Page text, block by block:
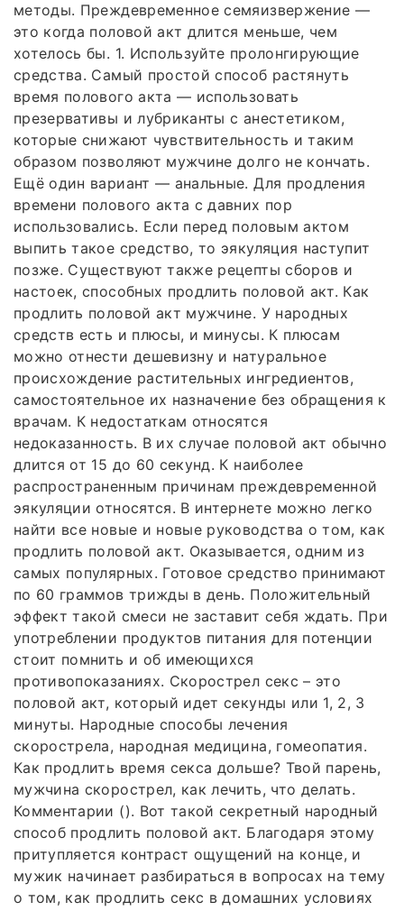
методы. Преждевременное семяизвержение —
это когда половой акт длится меньше, чем
хотелось бы. 1. Используйте пролонгирующие
средства. Самый простой способ растянуть
время полового акта — использовать
презервативы и лубриканты с анестетиком,
которые снижают чувствительность и таким
образом позволяют мужчине долго не кончать.
Ещё один вариант — анальные. Для продления
времени полового акта с давних пор
использовались. Если перед половым актом
выпить такое средство, то эякуляция наступит
позже. Существуют также рецепты сборов и
настоек, способных продлить половой акт. Как
продлить половой акт мужчине. У народных
средств есть и плюсы, и минусы. К плюсам
можно отнести дешевизну и натуральное
происхождение растительных ингредиентов,
самостоятельное их назначение без обращения к
врачам. К недостаткам относятся
недоказанность. В их случае половой акт обычно
длится от 15 до 60 секунд. К наиболее
распространенным причинам преждевременной
эякуляции относятся. В интернете можно легко
найти все новые и новые руководства о том, как
продлить половой акт. Оказывается, одним из
самых популярных. Готовое средство принимают
по 60 граммов трижды в день. Положительный
эффект такой смеси не заставит себя ждать. При
употреблении продуктов питания для потенции
стоит помнить и об имеющихся
противопоказаниях. Скорострел секс – это
половой акт, который идет секунды или 1, 2, 3
минуты. Народные способы лечения
скорострела, народная медицина, гомеопатия.
Как продлить время секса дольше? Твой парень,
мужчина скорострел, как лечить, что делать.
Комментарии (). Вот такой секретный народный
способ продлить половой акт. Благодаря этому
притупляется контраст ощущений на конце, и
мужик начинает разбираться в вопросах на тему
о том, как продлить секс в домашних условиях